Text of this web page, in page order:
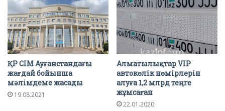
ҚР СІМ Ауғанстандағы
жағдай бойынша
мәлімдеме жасады
19.08.2021
Алматылықтар VIP
автокөлік нөмірлерін
алуға 1,2 млрд теңге
жұмсаған
22.01.2020